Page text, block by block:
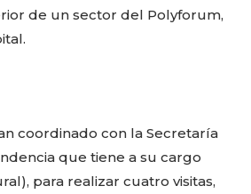
de un sector del Polyforum,
coordinado con la Secretaría
que tiene a su cargo
para realizar cuatro visitas,